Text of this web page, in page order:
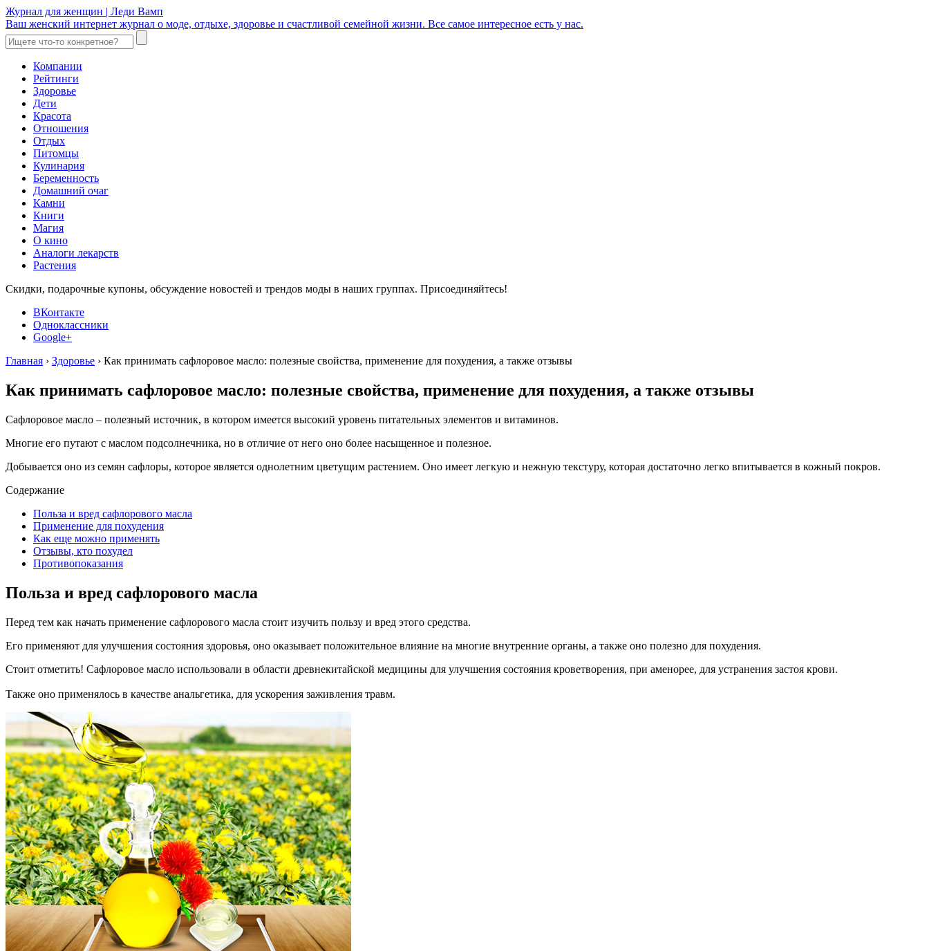
Журнал для женщин | Леди Вамп
Ваш женский интернет журнал о моде, отдыхе, здоровье и счастливой семейной жизни. Все самое интересное есть у нас.
Компании
Рейтинги
Здоровье
Дети
Красота
Отношения
Отдых
Питомцы
Кулинария
Беременность
Домашний очаг
Камни
Книги
Магия
О кино
Аналоги лекарств
Растения
Скидки, подарочные купоны, обсуждение новостей и трендов моды в наших группах. Присоединяйтесь!
ВКонтакте
Одноклассники
Google+
Главная › Здоровье › Как принимать сафлоровое масло: полезные свойства, применение для похудения, а также отзывы
Как принимать сафлоровое масло: полезные свойства, применение для похудения, а также отзывы
Сафлоровое масло – полезный источник, в котором имеется высокий уровень питательных элементов и витаминов.
Многие его путают с маслом подсолнечника, но в отличие от него оно более насыщенное и полезное.
Добывается оно из семян сафлоры, которое является однолетним цветущим растением. Оно имеет легкую и нежную текстуру, которая достаточно легко впитывается в кожный покров.
Содержание
Польза и вред сафлорового масла
Применение для похудения
Как еще можно применять
Отзывы, кто похудел
Противопоказания
Польза и вред сафлорового масла
Перед тем как начать применение сафлорового масла стоит изучить пользу и вред этого средства.
Его применяют для улучшения состояния здоровья, оно оказывает положительное влияние на многие внутренние органы, а также оно полезно для похудения.
Стоит отметить! Сафлоровое масло использовали в области древнекитайской медицины для улучшения состояния кроветворения, при аменорее, для устранения застоя крови.
Также оно применялось в качестве анальгетика, для ускорения заживления травм.